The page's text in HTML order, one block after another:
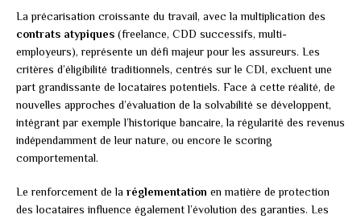
La précarisation croissante du travail, avec la multiplication des
contrats atypiques (freelance, CDD successifs, multi-
employeurs), représente un défi majeur pour les assureurs. Les
critères d’éligibilité traditionnels, centrés sur le CDI, excluent une
part grandissante de locataires potentiels. Face à cette réalité, de
nouvelles approches d’évaluation de la solvabilité se développent,
intégrant par exemple l’historique bancaire, la régularité des revenus
indépendamment de leur nature, ou encore le scoring
comportemental.
Le renforcement de la réglementation en matière de protection
des locataires influence également l’évolution des garanties. Les